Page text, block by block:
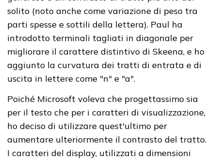
solito (noto anche come variazione di peso tra
parti spesse e sottili della lettera). Paul ha
introdotto terminali tagliati in diagonale per
migliorare il carattere distintivo di Skeena, e ho
aggiunto la curvatura dei tratti di entrata e di
uscita in lettere come "n" e "a".
Poiché Microsoft voleva che progettassimo sia
per il testo che per i caratteri di visualizzazione,
ho deciso di utilizzare quest'ultimo per
aumentare ulteriormente il contrasto del tratto.
I caratteri del display, utilizzati a dimensioni